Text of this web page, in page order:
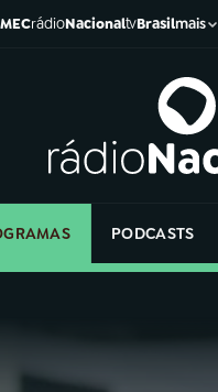
MECrádioNacionaltvBrasilmais
PODCASTS